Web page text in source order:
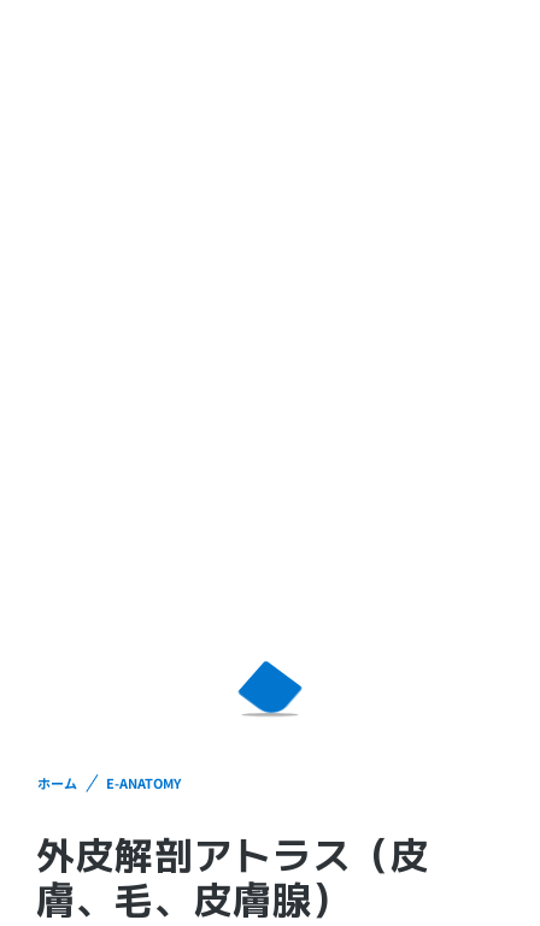
ホーム E-ANATOMY
外皮解剖アトラス（皮
膚、毛、皮膚腺）